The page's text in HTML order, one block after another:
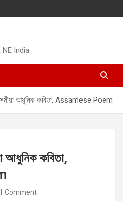
India
আধুনিক কবিতা, Assamese Poem
কবিতা,
1 Comment